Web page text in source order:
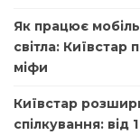
Як працює
світла: Київстар
міфи
Київстар
спілкування: від